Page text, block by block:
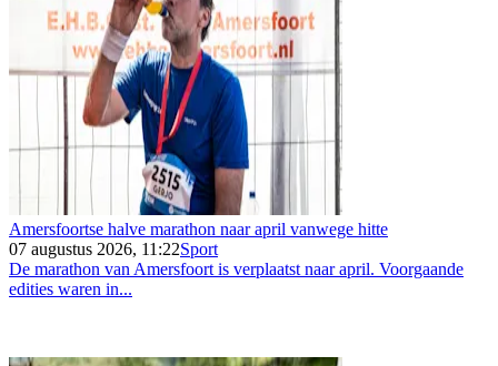
Amersfoortse halve marathon naar april vanwege hitte
07 augustus 2026, 11:22Sport
De marathon van Amersfoort is verplaatst naar april. Voorgaande
edities waren in...